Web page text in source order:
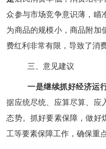
众参与市场竞争意识薄，瞄
为商品的规模小，商品附加
费红利非常有限，导致了消
三、意见建议
一是继续抓好经济运
据应统尽统、应算尽算、应
态势。抓好要素保障，做好
工等要素保障工作，确保重